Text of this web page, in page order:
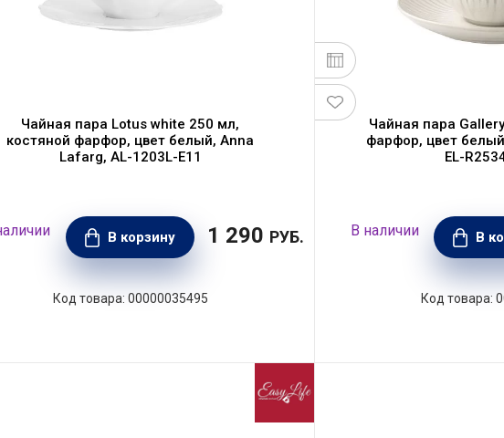
Чайная пара Lotus white 250 мл,
костяной фарфор, цвет белый, Anna
Lafarg, AL-1203L-E11
В корзину 1 290 РУБ.
00000035495
Чайная пара
фарфор, цвет
EL-
В